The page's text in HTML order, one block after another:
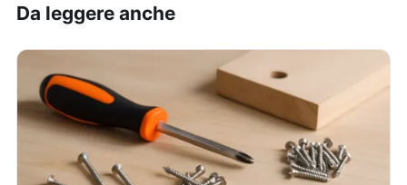
Da leggere anche